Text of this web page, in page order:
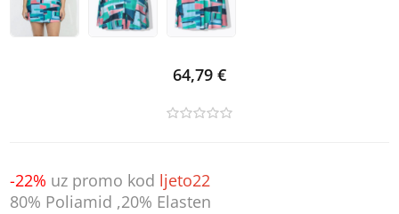
64,79 €
-22% uz promo kod ljeto22
80% Poliamid ,20% Elasten